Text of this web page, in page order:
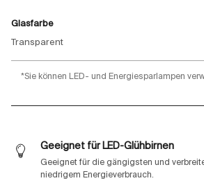
Glasfarbe
Transparent
*Sie können LED- und Energiesparlampen
Geeignet für LED-Glühbirnen
Geeignet für die gängigsten und
niedrigem Energieverbrauch.